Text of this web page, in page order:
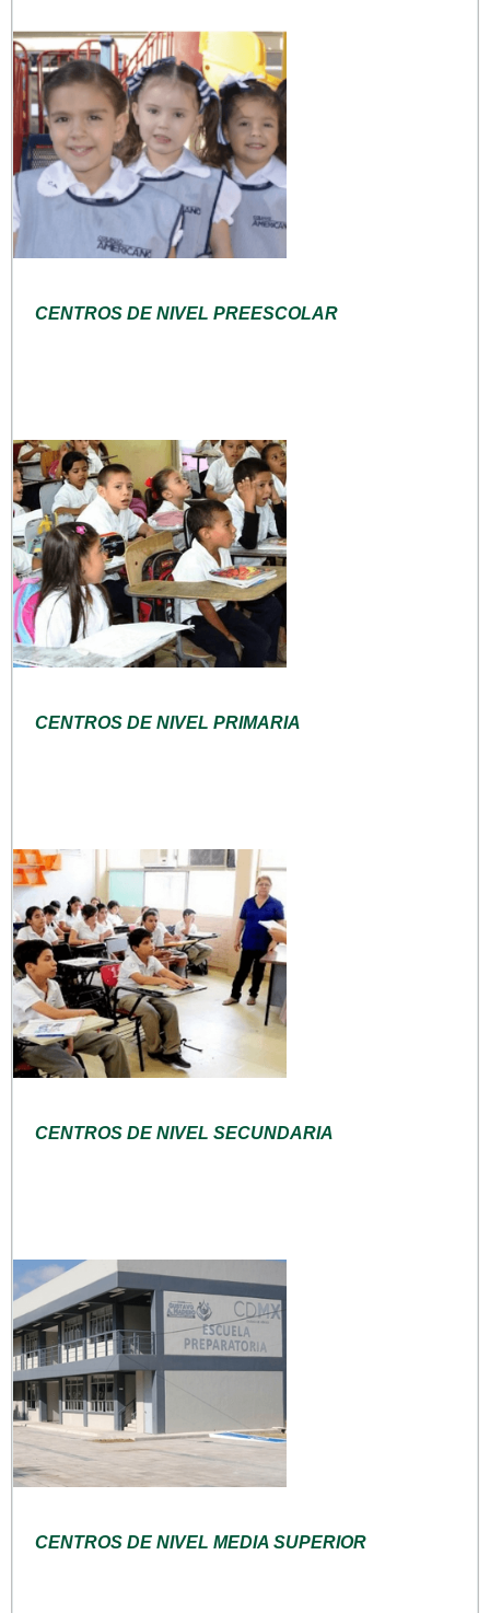
CENTROS DE NIVEL PREESCOLAR
CENTROS DE NIVEL PRIMARIA
CENTROS DE NIVEL SECUNDARIA
CENTROS DE NIVEL MEDIA SUPERIOR